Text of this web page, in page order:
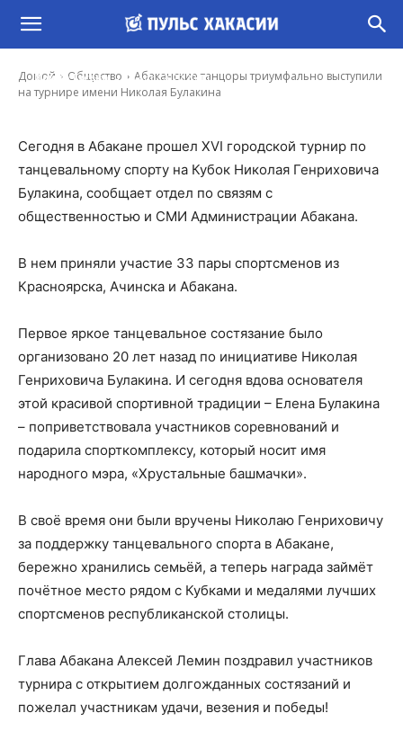
Домой Общество
Абаканские танцоры триумфально выступили
на турнире имени Николая Булакина
выступили на турнире имени Николая
Булакина
Ирина Гусева - 16 Апр, 2022 20:11
Сегодня в Абакане прошел XVI городской турнир по
танцевальному спорту на Кубок Николая Генриховича
Булакина, сообщает отдел по связям с
общественностью и СМИ Администрации Абакана.
В нем приняли участие 33 пары спортсменов из
Красноярска, Ачинска и Абакана.
Первое яркое танцевальное состязание было
организовано 20 лет назад по инициативе Николая
Генриховича Булакина. И сегодня вдова основателя
этой красивой спортивной традиции – Елена Булакина
– поприветствовала участников соревнований и
подарила спорткомплексу, который носит имя
народного мэра, «Хрустальные башмачки».
В своё время они были вручены Николаю Генриховичу
за поддержку танцевального спорта в Абакане,
бережно хранились семьёй, а теперь награда займёт
почётное место рядом с Кубками и медалями лучших
спортсменов республиканской столицы.
Глава Абакана Алексей Лемин поздравил участников
турнира с открытием долгожданных состязаний и
пожелал участникам удачи, везения и победы!